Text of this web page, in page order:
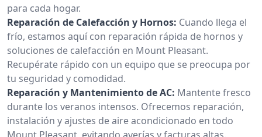
para cada hogar.
Reparación de Calefacción y Hornos: Cuando llega el
frío, estamos aquí con reparación rápida de hornos y
soluciones de calefacción en Mount Pleasant.
Recupérate rápido con un equipo que se preocupa por
tu seguridad y comodidad.
Reparación y Mantenimiento de AC: Mantente fresco
durante los veranos intensos. Ofrecemos reparación,
instalación y ajustes de aire acondicionado en todo